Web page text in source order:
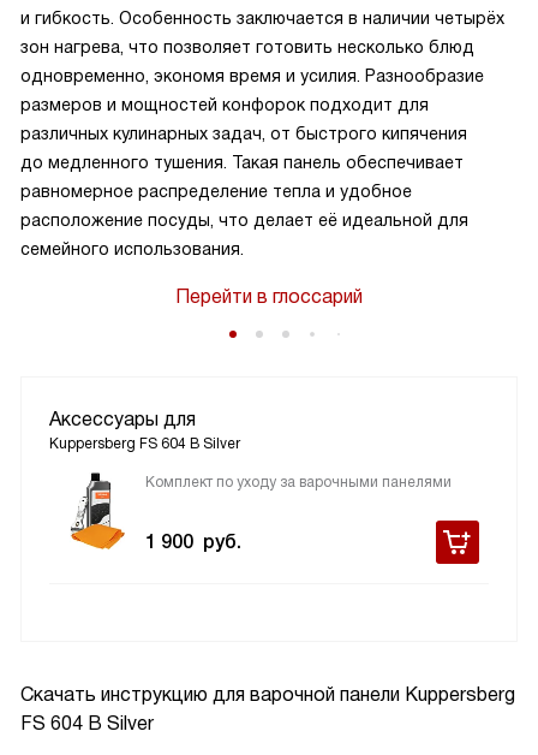
Скачать инструкцию для варочной панели Kuppersberg
FS 604 B Silver
и гибкость. Особенность заключается в наличии четырёх
зон нагрева, что позволяет готовить несколько блюд
одновременно, экономя время и усилия. Разнообразие
размеров и мощностей конфорок подходит для
различных кулинарных задач, от быстрого кипячения
до медленного тушения. Такая панель обеспечивает
равномерное распределение тепла и удобное
расположение посуды, что делает её идеальной для
семейного использования.
Перейти в глоссарий
Аксессуары для
Kuppersberg FS 604 B Silver
Комплект по уходу за варочными панелями
1 900 руб.